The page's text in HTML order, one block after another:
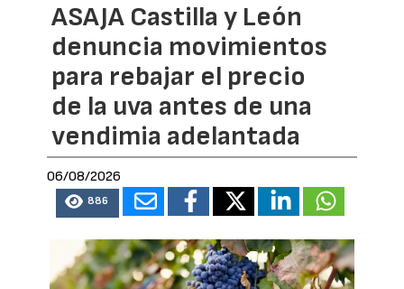
ASAJA Castilla y León
denuncia movimientos
para rebajar el precio
de la uva antes de una
vendimia adelantada
06/08/2026
886